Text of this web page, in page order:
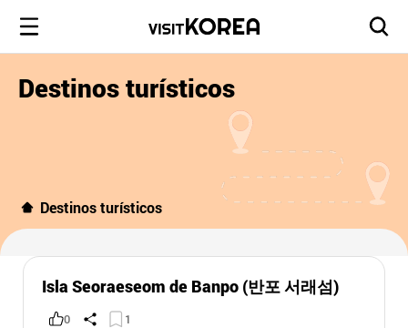
Destinos turísticos
Destinos turísticos
Isla Seoraeseom de Banpo (반포 서래섬)
0 1